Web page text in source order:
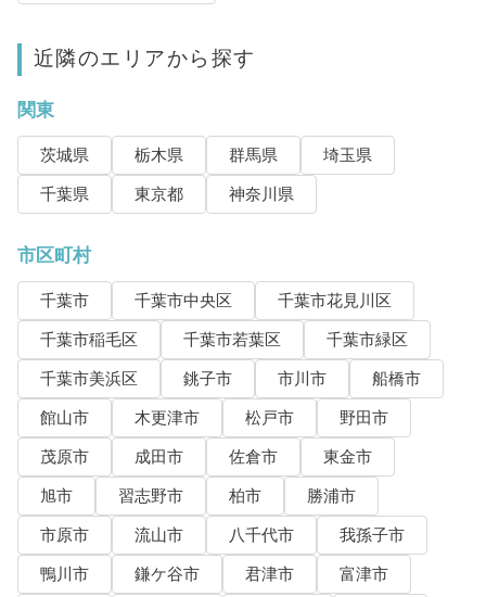
近隣のエリアから探す
関東
茨城県 栃木県 群馬県
埼玉県
千葉県
東京都 神奈川県
市区町村
千葉市 千葉市中央区
千葉市花見川区
千葉市稲毛区
千葉市若葉区
千葉市緑区
千葉市美浜区
銚子市 市川市
船橋市
館山市
木更津市 松戸市
野田市
茂原市
成田市 佐倉市
東金市
旭市
習志野市 柏市
勝浦市
市原市
流山市 八千代市
我孫子市
鴨川市
鎌ケ谷市 君津市
富津市